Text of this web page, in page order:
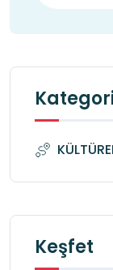
Keşfet